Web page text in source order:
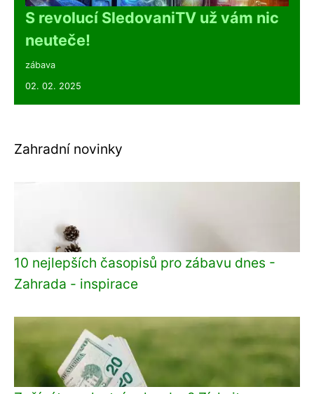
S revolucí SledovaniTV už vám nic
neuteče!
zábava
02. 02. 2025
Zahradní novinky
10 nejlepších časopisů pro zábavu dnes -
Zahrada - inspirace